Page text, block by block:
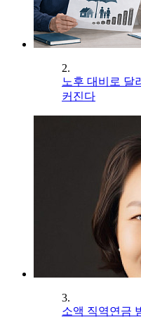
2.
노후 대비로 달
커진다
3.
소액 직역연금